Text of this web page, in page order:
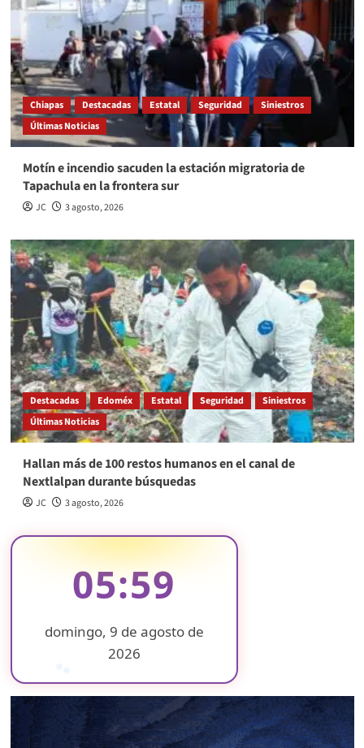
Chiapas Destacadas Estatal Seguridad
Siniestros
Últimas Noticias
Motín e incendio sacuden la estación migratoria de
Tapachula en la frontera sur
JC 3 agosto, 2026
Destacadas Edoméx Estatal Seguridad
Siniestros
Últimas Noticias
Hallan más de 100 restos humanos en el canal de
Nextlalpan durante búsquedas
JC 3 agosto, 2026
05:59
domingo, 9 de agosto de
2026
❄ ❄
❄